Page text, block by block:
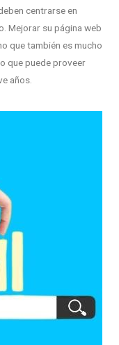
centrarse en
Mejorar su página web
que también es mucho
que puede proveer
años.